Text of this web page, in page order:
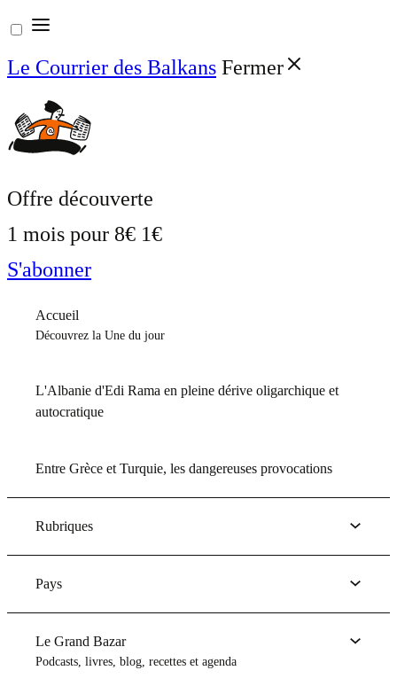
Aller
au
contenu
Le Courrier des Balkans Fermer
Offre découverte
1 mois pour 8€ 1€
S'abonner
Accueil
Découvrez la Une du jour
L'Albanie d'Edi Rama en pleine dérive oligarchique et
autocratique
Entre Grèce et Turquie, les dangereuses provocations
Rubriques
Pays
Le Grand Bazar
Podcasts, livres, blog, recettes et agenda